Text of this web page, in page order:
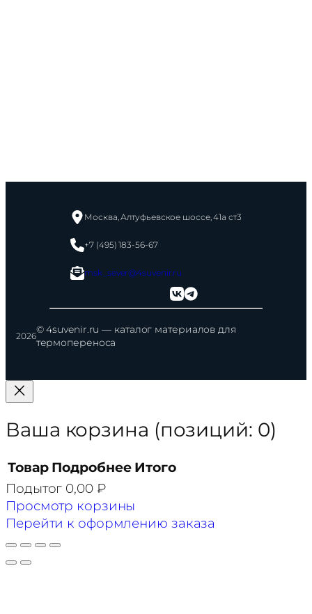
Москва, Алтуфьевское шоссе, 41а ст3
+7 (495) 183-56-67
msk_sever@4suvenir.ru
2026
© 4suvenir.ru — каталог материалов для
термопереноса
Ваша корзина (позиций: 0)
Товары
в
корзине
Товар Подробнее Итого
Подытог 0,00 ₽
Просмотр корзины
Перейти к оформлению заказа